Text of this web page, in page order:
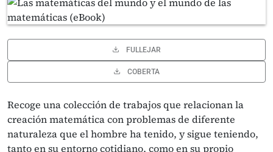
FULLEJAR
COBERTA
Recoge una colección de trabajos que relacionan la
creación matemática con problemas de diferente
naturaleza que el hombre ha tenido, y sigue teniendo,
tanto en su entorno cotidiano, como en su propio